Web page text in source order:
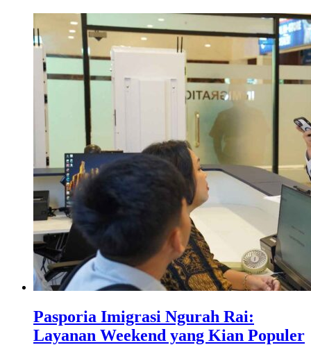
Pasporia Imigrasi Ngurah Rai:
Layanan Weekend yang Kian Populer